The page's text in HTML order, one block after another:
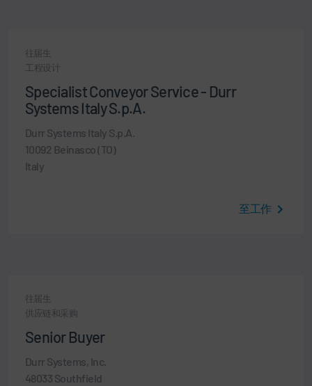
往届生
工程设计
Specialist Conveyor Service - Durr
Systems Italy S.p.A.
Durr Systems Italy S.p.A.
10092 Beinasco (TO)
Italy
至工作
往届生
供应链和采购
Senior Buyer
Durr Systems, Inc.
48033 Southfield